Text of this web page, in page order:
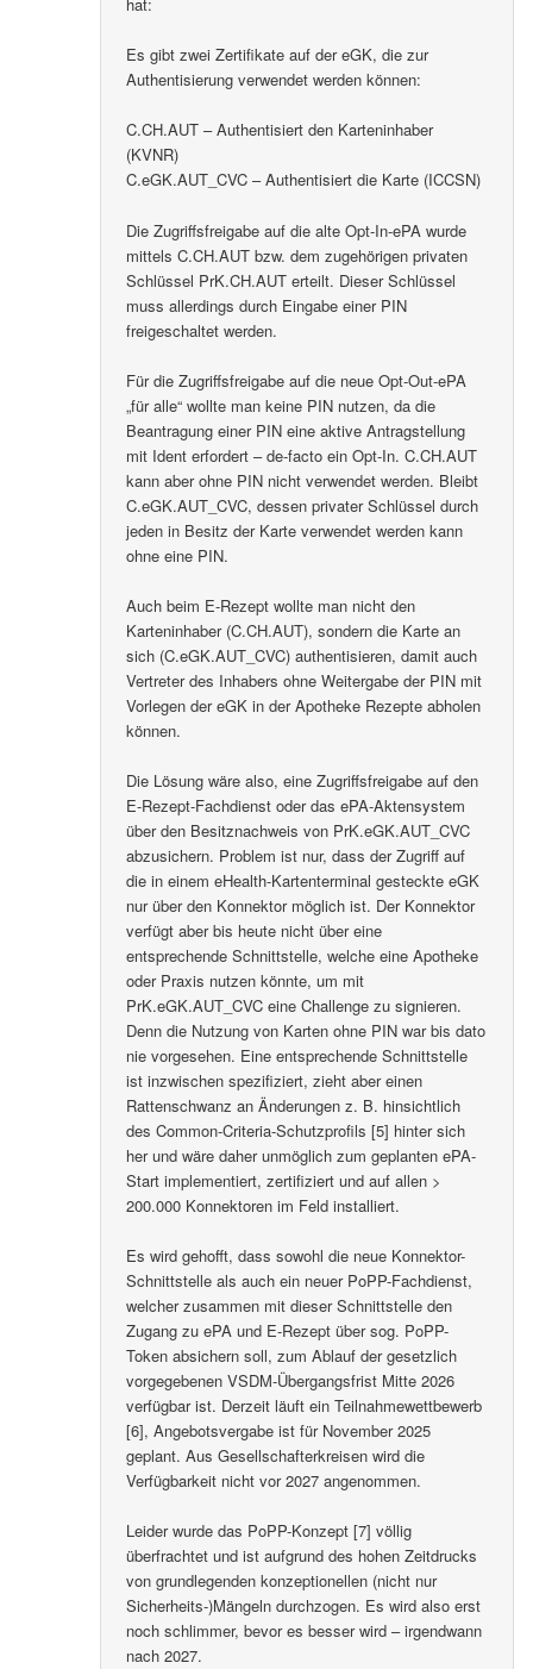
Es gibt zwei Zertifikate auf der eGK, die zur
Authentisierung verwendet werden können:
C.CH.AUT – Authentisiert den Karteninhaber
(KVNR)
C.eGK.AUT_CVC – Authentisiert die Karte (ICCSN)
Die Zugriffsfreigabe auf die alte Opt-In-ePA wurde
mittels C.CH.AUT bzw. dem zugehörigen privaten
Schlüssel PrK.CH.AUT erteilt. Dieser Schlüssel
muss allerdings durch Eingabe einer PIN
freigeschaltet werden.
Für die Zugriffsfreigabe auf die neue Opt-Out-ePA
„für alle“ wollte man keine PIN nutzen, da die
Beantragung einer PIN eine aktive Antragstellung
mit Ident erfordert – de-facto ein Opt-In. C.CH.AUT
kann aber ohne PIN nicht verwendet werden. Bleibt
C.eGK.AUT_CVC, dessen privater Schlüssel durch
jeden in Besitz der Karte verwendet werden kann
ohne eine PIN.
Auch beim E-Rezept wollte man nicht den
Karteninhaber (C.CH.AUT), sondern die Karte an
sich (C.eGK.AUT_CVC) authentisieren, damit auch
Vertreter des Inhabers ohne Weitergabe der PIN mit
Vorlegen der eGK in der Apotheke Rezepte abholen
können.
Die Lösung wäre also, eine Zugriffsfreigabe auf den
E-Rezept-Fachdienst oder das ePA-Aktensystem
über den Besitznachweis von PrK.eGK.AUT_CVC
abzusichern. Problem ist nur, dass der Zugriff auf
die in einem eHealth-Kartenterminal gesteckte eGK
nur über den Konnektor möglich ist. Der Konnektor
verfügt aber bis heute nicht über eine
entsprechende Schnittstelle, welche eine Apotheke
oder Praxis nutzen könnte, um mit
PrK.eGK.AUT_CVC eine Challenge zu signieren.
Denn die Nutzung von Karten ohne PIN war bis dato
nie vorgesehen. Eine entsprechende Schnittstelle
ist inzwischen spezifiziert, zieht aber einen
Rattenschwanz an Änderungen z. B. hinsichtlich
des Common-Criteria-Schutzprofils [5] hinter sich
her und wäre daher unmöglich zum geplanten ePA-
Start implementiert, zertifiziert und auf allen >
200.000 Konnektoren im Feld installiert.
Es wird gehofft, dass sowohl die neue Konnektor-
Schnittstelle als auch ein neuer PoPP-Fachdienst,
welcher zusammen mit dieser Schnittstelle den
Zugang zu ePA und E-Rezept über sog. PoPP-
Token absichern soll, zum Ablauf der gesetzlich
vorgegebenen VSDM-Übergangsfrist Mitte 2026
verfügbar ist. Derzeit läuft ein Teilnahmewettbewerb
[6], Angebotsvergabe ist für November 2025
geplant. Aus Gesellschafterkreisen wird die
Verfügbarkeit nicht vor 2027 angenommen.
Leider wurde das PoPP-Konzept [7] völlig
überfrachtet und ist aufgrund des hohen Zeitdrucks
von grundlegenden konzeptionellen (nicht nur
Sicherheits-)Mängeln durchzogen. Es wird also erst
noch schlimmer, bevor es besser wird – irgendwann
nach 2027.